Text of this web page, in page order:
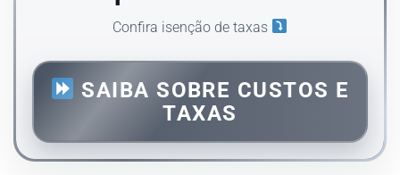
Confira isenção de taxas
SAIBA SOBRE CUSTOS E
TAXAS